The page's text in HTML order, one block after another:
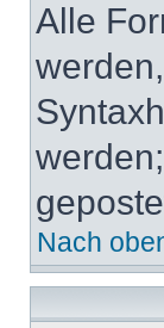
Alle
Nach